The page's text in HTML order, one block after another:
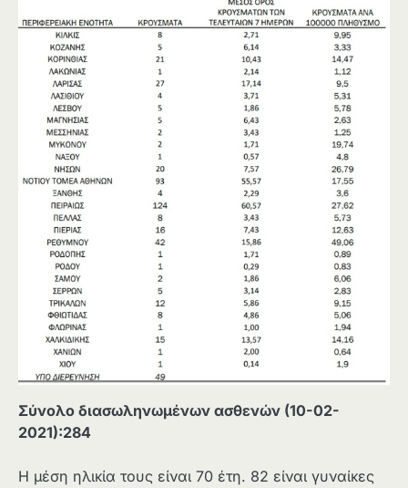
Σύνολο διασωληνωμένων ασθενών (10-02-
2021):284
Η μέση ηλικία τους είναι 70 έτη. 82 είναι γυναίκες